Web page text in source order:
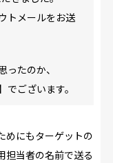
トメールをお送
たのか、
ございます。
めにもターゲットの
担当者の名前で送る